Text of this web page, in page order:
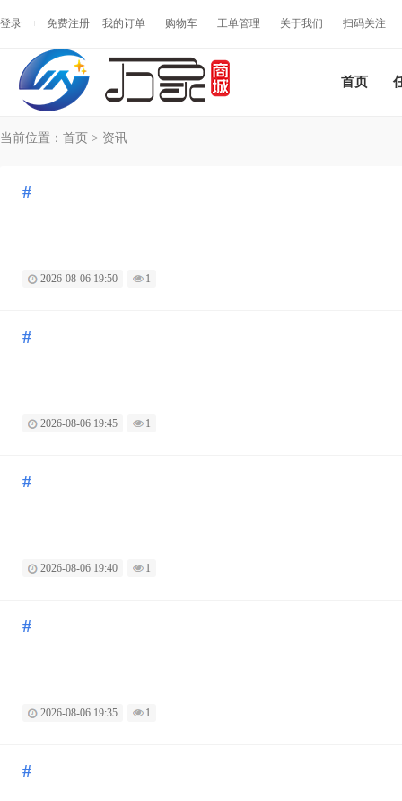
登录 免费注册 我的订单 购物车 工单管理 关于我们 扫码关注
首页
当前位置： 首页 > 资讯
#
2026-08-06 19:50 1
#
2026-08-06 19:45 1
#
2026-08-06 19:40 1
#
2026-08-06 19:35 1
#